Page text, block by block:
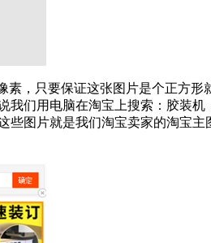
，只要保证这张图片是个正方
们用电脑在淘宝上搜索：胶装
图片就是我们淘宝卖家的淘宝